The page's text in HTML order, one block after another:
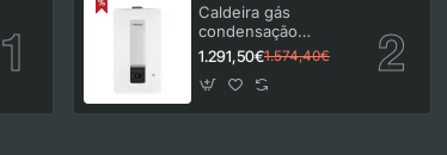
Caldeira gás
condensação
Vulcano Lifestar
Connect LCP 24/30
C23
1.291,50€1.574,40€